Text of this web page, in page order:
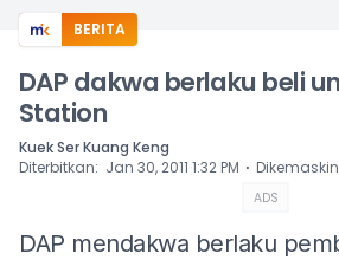
BERITA
DAP dakwa berlaku beli
Station
Kuek Ser Kuang Keng
Diterbitkan: Jan 30, 2011 1:32 PM ⋅
ADS
DAP mendakwa berlaku